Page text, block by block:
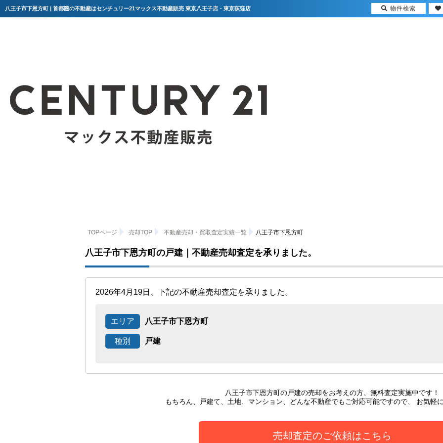
八王子市下恩方町 | 首都圏の不動産はセンチュリー21マックス不動産販売 東京八王子店・東京荻窪店
TOPページ 売却TOP 不動産売却・買取査定実績一覧 八王子市下恩方町
八王子市下恩方町の戸建｜不動産売却査定を承りました。
2026年4月19日、下記の不動産売却査定を承りました。
エリア 八王子市下恩方町
種別 戸建
八王子市下恩方町の戸建の売却をお考えの方、無料査定実施中です！
もちろん、戸建て、土地、マンション、どんな不動産でもご対応可能ですので、 お気軽
売却査定のご依頼はこちら
物件検索